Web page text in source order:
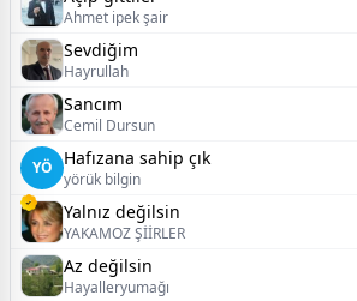
Ahmet ipek şair
Sevdiğim
Hayrullah
Sancım
Cemil Dursun
YÖ Hafızana sahip çık
yörük bilgin
Yalnız değilsin
YAKAMOZ ŞİİRLER
Az değilsin
Hayalleryumağı